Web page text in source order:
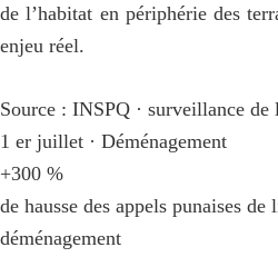
de l’habitat en périphérie des
enjeu réel.
Source : INSPQ · surveillance
1 er juillet · Déménagement
+300 %
de hausse des appels punaises
déménagement